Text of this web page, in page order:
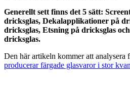
Generellt sett finns det 5 sätt:
dricksglas, Dekalapplikationer på
dricksglas, Etsning på dricksglas och
dricksglas.
Den här artikeln kommer att analysera
producerar färgade glasvaror i stor